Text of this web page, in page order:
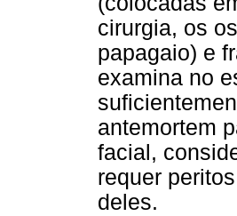
cirurgia, os
papagaio) e
examina no
antemortem
facial,
requer
deles.